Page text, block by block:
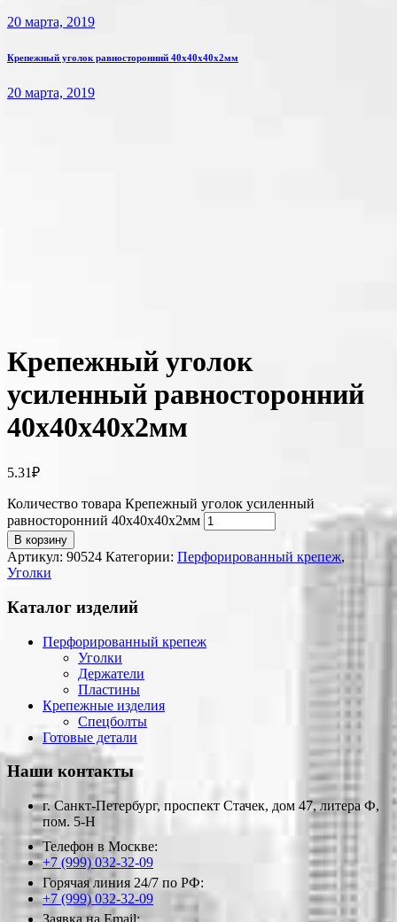
20 марта, 2019
Крепежный уголок равносторонний 40х40х40х2мм
20 марта, 2019
Крепежный уголок
усиленный равносторонний
40х40х40х2мм
5.31₽
Количество товара Крепежный уголок усиленный
равносторонний 40х40х40х2мм
В корзину
Артикул: 90524 Категории: Перфорированный крепеж,
Уголки
Каталог изделий
Перфорированный крепеж
Уголки
Держатели
Пластины
Крепежные изделия
Спецболты
Готовые детали
Наши контакты
г. Санкт-Петербург, проспект Стачек, дом 47, литера Ф,
пом. 5-Н
Телефон в Москве:
+7 (999) 032-32-09
Горячая линия 24/7 по РФ:
+7 (999) 032-32-09
Заявка на Email: